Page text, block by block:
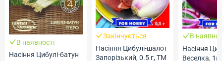
В наявності
Насіння Цибулі-батун
Закінчується
Насіння Цибулі-шалот
Запорізький, 0.5 г, ТМ
В
Насіння
Веселка,